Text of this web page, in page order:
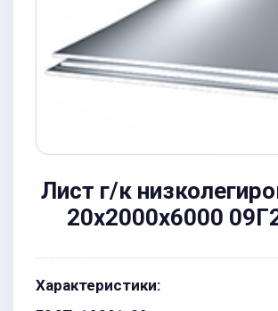
Лист г/к
20x2000x6000
Характеристики: